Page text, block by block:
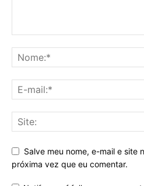
Salve meu nome, e-mail e site
próxima vez que eu comentar.